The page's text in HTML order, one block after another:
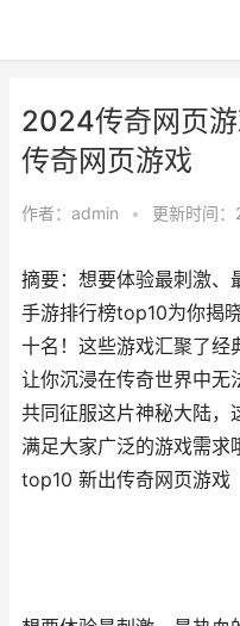
2024传奇网页
传奇网页游戏
作者： admin • 更新时间
摘要：想要体验最刺激、
手游排行榜top10为你揭
十名！这些游戏汇聚了经
让你沉浸在传奇世界中无
共同征服这片神秘大陆，
满足大家广泛的游戏需
top10 新出传奇网页游戏